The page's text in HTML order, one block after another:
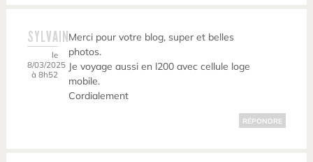
SYLVAIN
le
8/03/2025
à 8h52
Merci pour votre blog, super et belles
photos.
Je voyage aussi en l200 avec cellule loge
mobile.
Cordialement
RÉPONDRE